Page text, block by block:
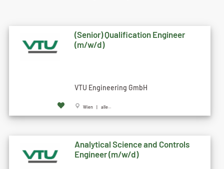
(Senior) Qualification Engineer
(m/w/d)
VTU Engineering GmbH
Wien | alle...
Analytical Science and Controls
Engineer (m/w/d)